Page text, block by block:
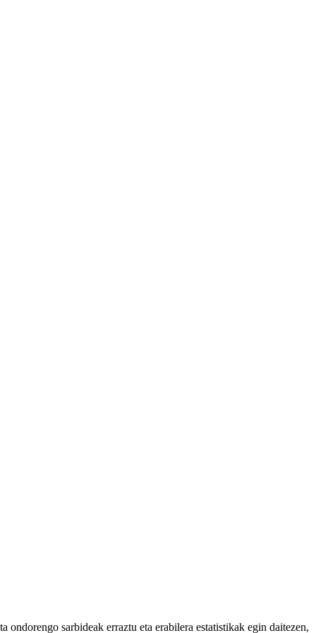
sarbideak erraztu eta erabilera estatistikak egin daitezen,